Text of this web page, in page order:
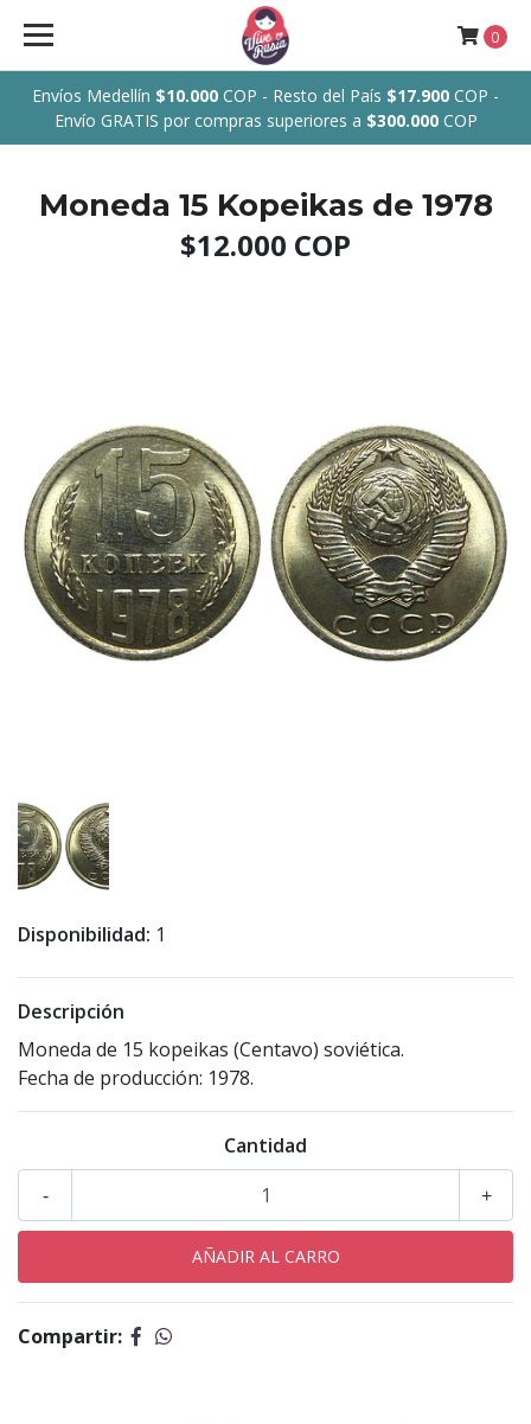
Envíos Medellín $10.000 COP - Resto del País $17.900 COP -
Envío GRATIS por compras superiores a $300.000COP
0
Moneda 15 Kopeikas de 1978
$12.000 COP
Disponibilidad: 1
Descripción
Moneda de 15 kopeikas (Centavo) soviética.
Fecha de producción: 1978.
Cantidad
+
-
Compartir: